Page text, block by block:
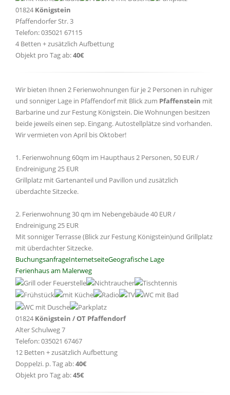
01824 Königstein
Pfaffendorfer Str. 3
Telefon: 035021 67115
4 Betten + zusätzlich Aufbettung
Objekt pro Tag ab:40€
Wir bieten Ihnen 2 Ferienwohnungen für je 2 Personen in ruhiger
und sonniger Lage in Pfaffendorf mit Blick zum Pfaffenstein mit
Barbarine und zur Festung Königstein. Die Wohnungen besitzen
beide jeweils einen sep. Eingang. Autostellplätze sind vorhanden.
Wir vermieten von April bis Oktober!
1. Ferienwohnung 60qm im Haupthaus 2 Personen, 50 EUR /
Endreinigung 25 EUR
Grillplatz mit Gartenanteil und Pavillon und zusätzlich
überdachte Sitzecke.
2. Ferienwohnung 30 qm im Nebengebäude 40 EUR /
Endreinigung 25 EUR
Mit sonniger Terrasse (Blick zur Festung Königstein)und Grillplatz
mit überdachter Sitzecke.
BuchungsanfrageInternetseiteGeografische Lage
Ferienhaus am Malerweg
01824 Königstein / OT Pfaffendorf
Alter Schulweg 7
Telefon: 035021 67467
12 Betten + zusätzlich Aufbettung
Doppelzi. p. Tag ab:40€
Objekt pro Tag ab:45€